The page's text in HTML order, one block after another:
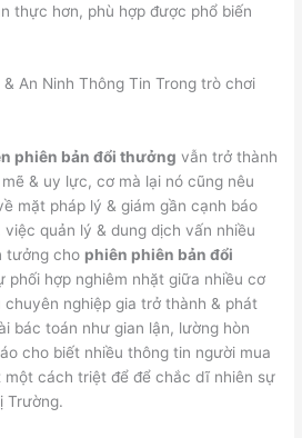
thực hơn, phù hợp được phổ biến
An Ninh Thông Tin Trong trò chơi
phiên bản đổi thưởng vẫn trở thành
& uy lực, cơ mà lại nó cũng nêu
mặt pháp lý & giám gần cạnh báo
quản lý & dung dịch vấn nhiều
tưởng cho phiên phiên bản đổi
phối hợp nghiêm nhặt giữa nhiều cơ
chuyên nghiệp gia trở thành & phát
bác toán như gian lận, lường hòn
cho biết nhiều thông tin người mua
cách triệt để để chắc dĩ nhiên sự
Trường.